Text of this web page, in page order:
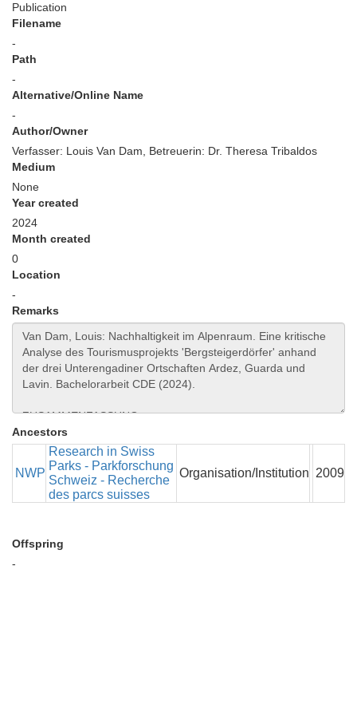
Publication
Filename
-
Path
-
Alternative/Online Name
-
Author/Owner
Verfasser: Louis Van Dam, Betreuerin: Dr. Theresa Tribaldos
Medium
None
Year created
2024
Month created
0
Location
-
Remarks
Ancestors
NWP
Research in Swiss
Parks - Parkforschung
Schweiz - Recherche
des parcs suisses
Organisation/Institution 2009
Offspring
-